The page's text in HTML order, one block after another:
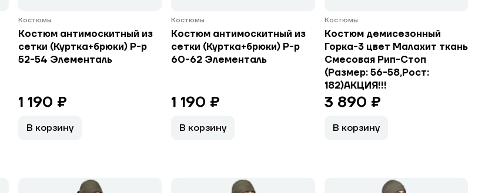
Костюмы
Костюм антимоскитный из
сетки (Куртка+брюки) Р-р
52-54 Элементаль
1 190 ₽
В корзину
Костюмы
Костюм антимоскитный из
сетки (Куртка+брюки) Р-р
60-62 Элементаль
1 190 ₽
В корзину
Костюмы
Костюм демисезонный
Горка-3 цвет Малахит ткань
Смесовая Рип-Стоп
(Размер: 56-58,Рост:
182)АКЦИЯ!!!
3 890 ₽
В корзину